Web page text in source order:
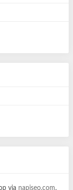
via napiseo.com.